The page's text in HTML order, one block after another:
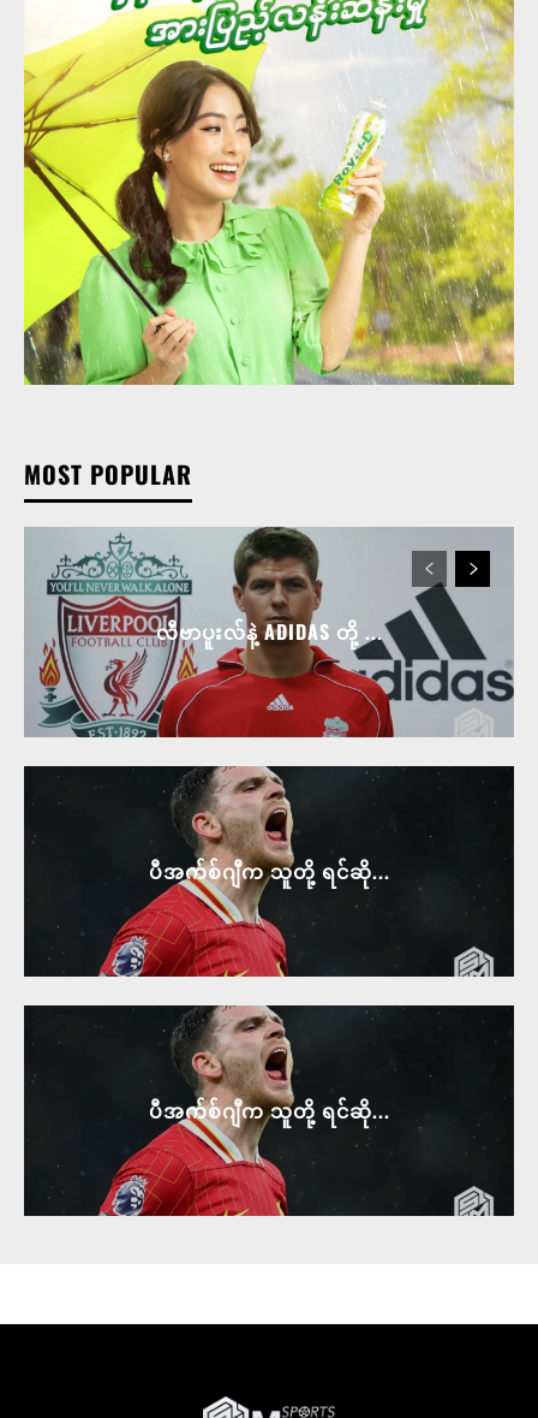
MOST POPULAR
လီဗာပူးလ်နဲ့ ADIDAS တို့ ...
ပီအက်စ်ဂျီက သူတို့ ရင်ဆို...
ပီအက်စ်ဂျီက သူတို့ ရင်ဆို...